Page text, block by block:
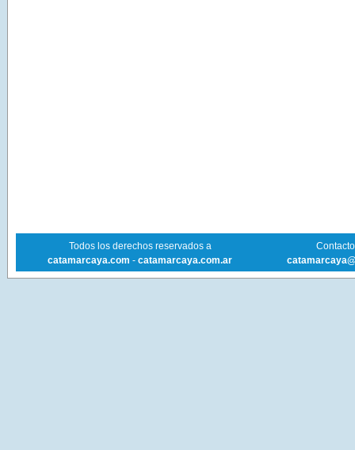
Todos los derechos reservados a
catamarcaya.com - catamarcaya.com.ar